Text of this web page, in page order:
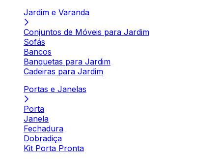
Jardim e Varanda
Conjuntos de Móveis para Jardim
Sofás
Bancos
Banquetas para Jardim
Cadeiras para Jardim
Portas e Janelas
Porta
Janela
Fechadura
Dobradiça
Kit Porta Pronta